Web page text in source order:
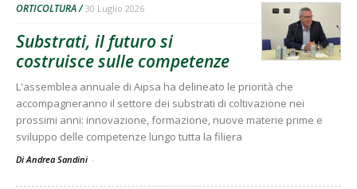
ORTICOLTURA 30 Luglio 2026
Substrati, il futuro si
costruisce sulle competenze
L'assemblea annuale di Aipsa ha delineato le priorità che
accompagneranno il settore dei substrati di coltivazione nei
prossimi anni: innovazione, formazione, nuove materie prime e
sviluppo delle competenze lungo tutta la filiera
Di Andrea Sandini -